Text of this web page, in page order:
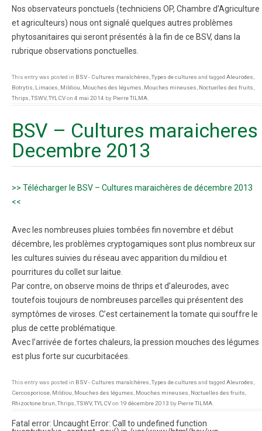
Nos observateurs ponctuels (techniciens OP, Chambre d’Agriculture
et agriculteurs) nous ont signalé quelques autres problèmes
phytosanitaires qui seront présentés à la fin de ce BSV, dans la
rubrique observations ponctuelles.
This entry was posted in BSV - Cultures maraîchères Types de cultures and tagged Aleurodes
Botrytis Limaces Mildiou Mouches des légumes Mouches mineuses Noctuelles des fruits
Thrips TSWV, TYLCVon 4 mai 2014 by Pierre TILMA
BSV – Cultures maraicheres
Decembre 2013
>> Télécharger le BSV – Cultures maraichères de décembre 2013
<<
Avec les nombreuses pluies tombées fin novembre et début
décembre, les problèmes cryptogamiques sont plus nombreux sur
les cultures suivies du réseau avec apparition du mildiou et
pourritures du collet sur laitue.
Par contre, on observe moins de thrips et d’aleurodes, avec
toutefois toujours de nombreuses parcelles qui présentent des
symptômes de viroses. C’est certainement la tomate qui souffre le
plus de cette problématique.
Avec l’arrivée de fortes chaleurs, la pression mouches des légumes
est plus forte sur cucurbitacées.
This entry was posted in BSV - Cultures maraîchères Types de cultures and tagged Aleurodes
Cercosporiose Mildiou Mouches des légumes Mouches mineuses Noctuelles des fruits
Rhizoctone brun Thrips TSWV, TYLCVon 19 décembre 2013 by Pierre TILMA
Fatal error: Uncaught Error: Call to undefined function